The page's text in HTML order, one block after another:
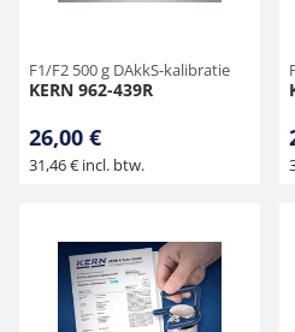
F1/F2 500 g DAkkS-kalibratie
KERN 962-439R
26,00 €
31,46 € incl. btw.